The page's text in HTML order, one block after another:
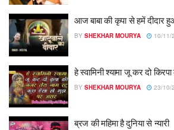
आज बाबा की कृपा से हमें दीदार
BY SHEKHAR MOURYA 10/11/
हे स्वामिनी श्यामा जू कर दो
BY SHEKHAR MOURYA 23/10/
ब्रज की महिमा है दुनिया से न्यारी